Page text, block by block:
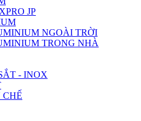
JP
NGOÀI TRỜI
TRONG NHÀ
- INOX
CHẾ